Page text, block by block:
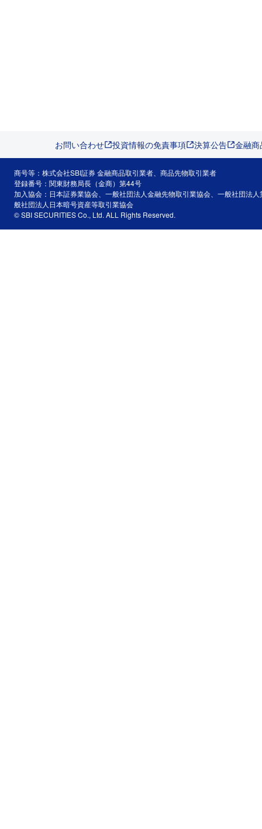
お問い合わせ 投資情報の免責事項 決算公告 金融
商号等：株式会社SBI証券 金融商品取引業者、商品先物取引業者
登録番号：関東財務局長（金商）第44号
加入協会：日本証券業協会、一般社団法人金融先物取引業協会、一般社団法
般社団法人日本暗号資産等取引業協会
© SBI SECURITIES Co., Ltd. ALL Rights Reserved.